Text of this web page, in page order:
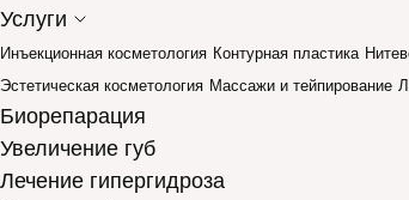
Услуги
Инъекционная косметология Контурная пластика
Эстетическая косметология Массажи и тейпирование
Биорепарация
Увеличение губ
Лечение гипергидроза